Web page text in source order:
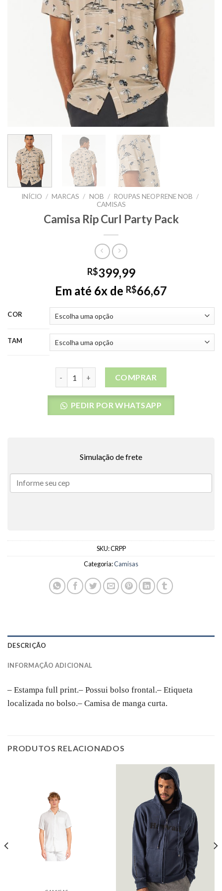
INÍCIO / MARCAS / NOB / ROUPAS NEOPRENE NOB /
CAMISAS
Camisa Rip Curl Party Pack
R$399,99
Em até 6x de R$66,67
COR
TAM
COMPRAR
PEDIR POR WHATSAPP
Simulação de frete
SKU:CRPP
Categoria:Camisas
DESCRIÇÃO
INFORMAÇÃO ADICIONAL
– Estampa full print.– Possui bolso frontal.– Etiqueta
localizada no bolso.– Camisa de manga curta.
PRODUTOS RELACIONADOS